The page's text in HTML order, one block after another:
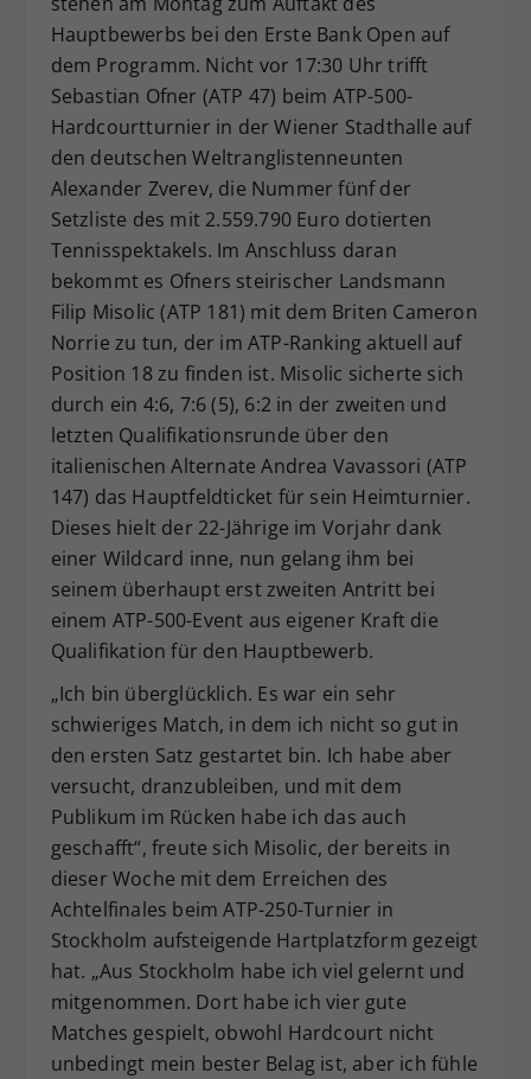
Hauptbewerbs bei den Erste Bank Open auf
dem Programm. Nicht vor 17:30 Uhr trifft
Sebastian Ofner (ATP 47) beim ATP-500-
Hardcourtturnier in der Wiener Stadthalle auf
den deutschen Weltranglistenneunten
Alexander Zverev, die Nummer fünf der
Setzliste des mit 2.559.790 Euro dotierten
Tennisspektakels. Im Anschluss daran
bekommt es Ofners steirischer Landsmann
Filip Misolic (ATP 181) mit dem Briten Cameron
Norrie zu tun, der im ATP-Ranking aktuell auf
Position 18 zu finden ist. Misolic sicherte sich
durch ein 4:6, 7:6 (5), 6:2 in der zweiten und
letzten Qualifikationsrunde über den
italienischen Alternate Andrea Vavassori (ATP
147) das Hauptfeldticket für sein Heimturnier.
Dieses hielt der 22-Jährige im Vorjahr dank
einer Wildcard inne, nun gelang ihm bei
seinem überhaupt erst zweiten Antritt bei
einem ATP-500-Event aus eigener Kraft die
Qualifikation für den Hauptbewerb.
„Ich bin überglücklich. Es war ein sehr
schwieriges Match, in dem ich nicht so gut in
den ersten Satz gestartet bin. Ich habe aber
versucht, dranzubleiben, und mit dem
Publikum im Rücken habe ich das auch
geschafft“, freute sich Misolic, der bereits in
dieser Woche mit dem Erreichen des
Achtelfinales beim ATP-250-Turnier in
Stockholm aufsteigende Hartplatzform gezeigt
hat. „Aus Stockholm habe ich viel gelernt und
mitgenommen. Dort habe ich vier gute
Matches gespielt, obwohl Hardcourt nicht
unbedingt mein bester Belag ist, aber ich fühle
Zweck
Dieser Wert speichert Ihre Consent-
Einstellungen. Unter anderem eine
historische Speicherung Ihrer
vorgenommen Einstellungen, falls der
Webseiten-Betreiber dies eingestellt
hat.